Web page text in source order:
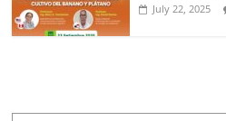
July 22, 2025